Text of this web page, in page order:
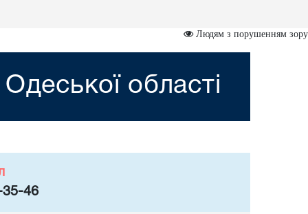
Людям з порушенням зору
області
35-46